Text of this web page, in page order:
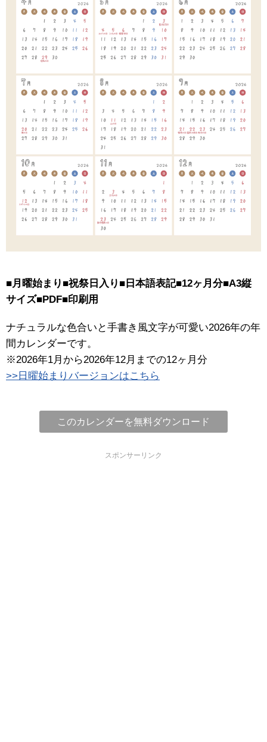
■月曜始まり■祝祭日入り■日本語表記■12ヶ月分■A3縦
サイズ■PDF■印刷用
ナチュラルな色合いと手書き風文字が可愛い2026年の年
間カレンダーです。
※2026年1月から2026年12月までの12ヶ月分
>>日曜始まりバージョンはこちら
このカレンダーを無料ダウンロード
スポンサーリンク